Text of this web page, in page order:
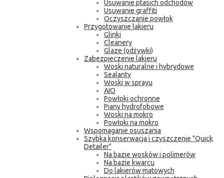
Usuwanie ptasich odchodów
Usuwanie graffiti
Oczyszczanie powłok
Przygotowanie lakieru
Glinki
Cleanery
Glaze (odżywki)
Zabezpieczenie lakieru
Woski naturalne i hybrydowe
Sealanty
Woski w sprayu
AIO
Powłoki ochronne
Piany hydrofobowe
Woski na mokro
Powłoki na mokro
Wspomaganie osuszania
Szybka konserwacja i czyszczenie "Quick
Detailer"
Na bazie wosków i polimerów
Na bazie kwarcu
Do lakierów matowych